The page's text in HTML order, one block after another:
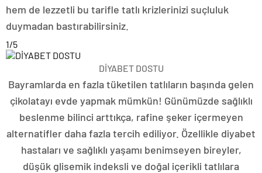
hem de lezzetli bu tarifle tatlı krizlerinizi suçluluk
duymadan bastırabilirsiniz.
1/5
DİYABET DOSTU
Bayramlarda en fazla tüketilen tatlıların başında gelen
çikolatayı evde yapmak mümkün! Günümüzde sağlıklı
beslenme bilinci arttıkça, rafine şeker içermeyen
alternatifler daha fazla tercih ediliyor. Özellikle diyabet
hastaları ve sağlıklı yaşamı benimseyen bireyler,
düşük glisemik indeksli ve doğal içerikli tatlılara